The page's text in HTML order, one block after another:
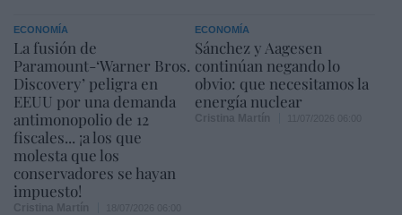
ECONOMÍA
La fusión de
Paramount-‘Warner Bros.
Discovery’ peligra en
EEUU por una demanda
antimonopolio de 12
fiscales... ¡a los que
molesta que los
conservadores se hayan
impuesto!
ECONOMÍA
Sánchez y Aagesen
continúan negando lo
obvio: que necesitamos la
energía nuclear